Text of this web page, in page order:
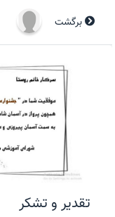
برگشت
تقدیر و تشکر